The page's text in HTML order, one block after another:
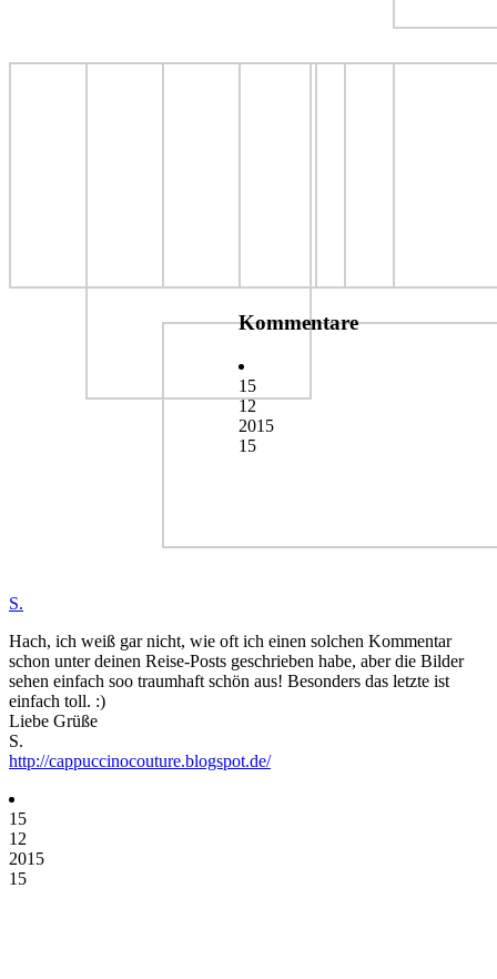
Kommentare
15
12
2015
15
S.
Hach, ich weiß gar nicht, wie oft ich einen solchen Kommentar
schon unter deinen Reise-Posts geschrieben habe, aber die Bilder
sehen einfach soo traumhaft schön aus! Besonders das letzte ist
einfach toll. :)
Liebe Grüße
S.
http://cappuccinocouture.blogspot.de/
15
12
2015
15